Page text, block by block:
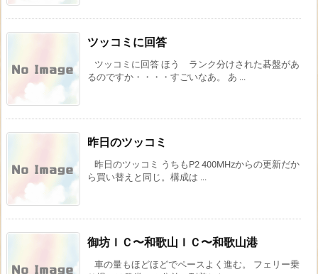
ツッコミに回答
ツッコミに回答 ほう ランク分けされた碁盤があ
るのですか・・・・すごいなあ。 あ ...
昨日のツッコミ
昨日のツッコミ うちもP2 400MHzからの更新だか
ら買い替えと同じ。構成は ...
御坊ＩＣ〜和歌山ＩＣ〜和歌山港
車の量もほどほどでペースよく進む。 フェリー乗